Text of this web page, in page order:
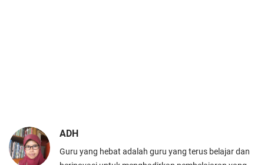
ADH
Guru yang hebat adalah guru yang terus belajar dan